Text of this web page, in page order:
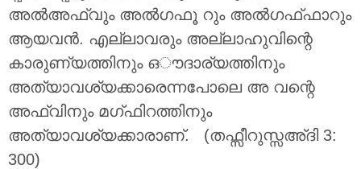
അൽഅഫ്വും അൽഗഫൂ റും അൽഗഫ്ഫാറും
ആയവൻ. എല്ലാവരും അല്ലാഹുവിന്റെ
കാരുണ്യത്തിനും ഒൗദാര്യത്തിനും
അത്യാവശ്യക്കാരെന്നപോലെ അ വന്റെ
അഫ്വിനും മഗ്ഫിറത്തിനും
അത്യാവശ്യക്കാരാണ്. (തഫ്സീറുസ്സഅ്ദി 3:
300)